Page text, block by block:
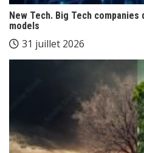
New Tech. Big Tech
models
31 juillet 2026